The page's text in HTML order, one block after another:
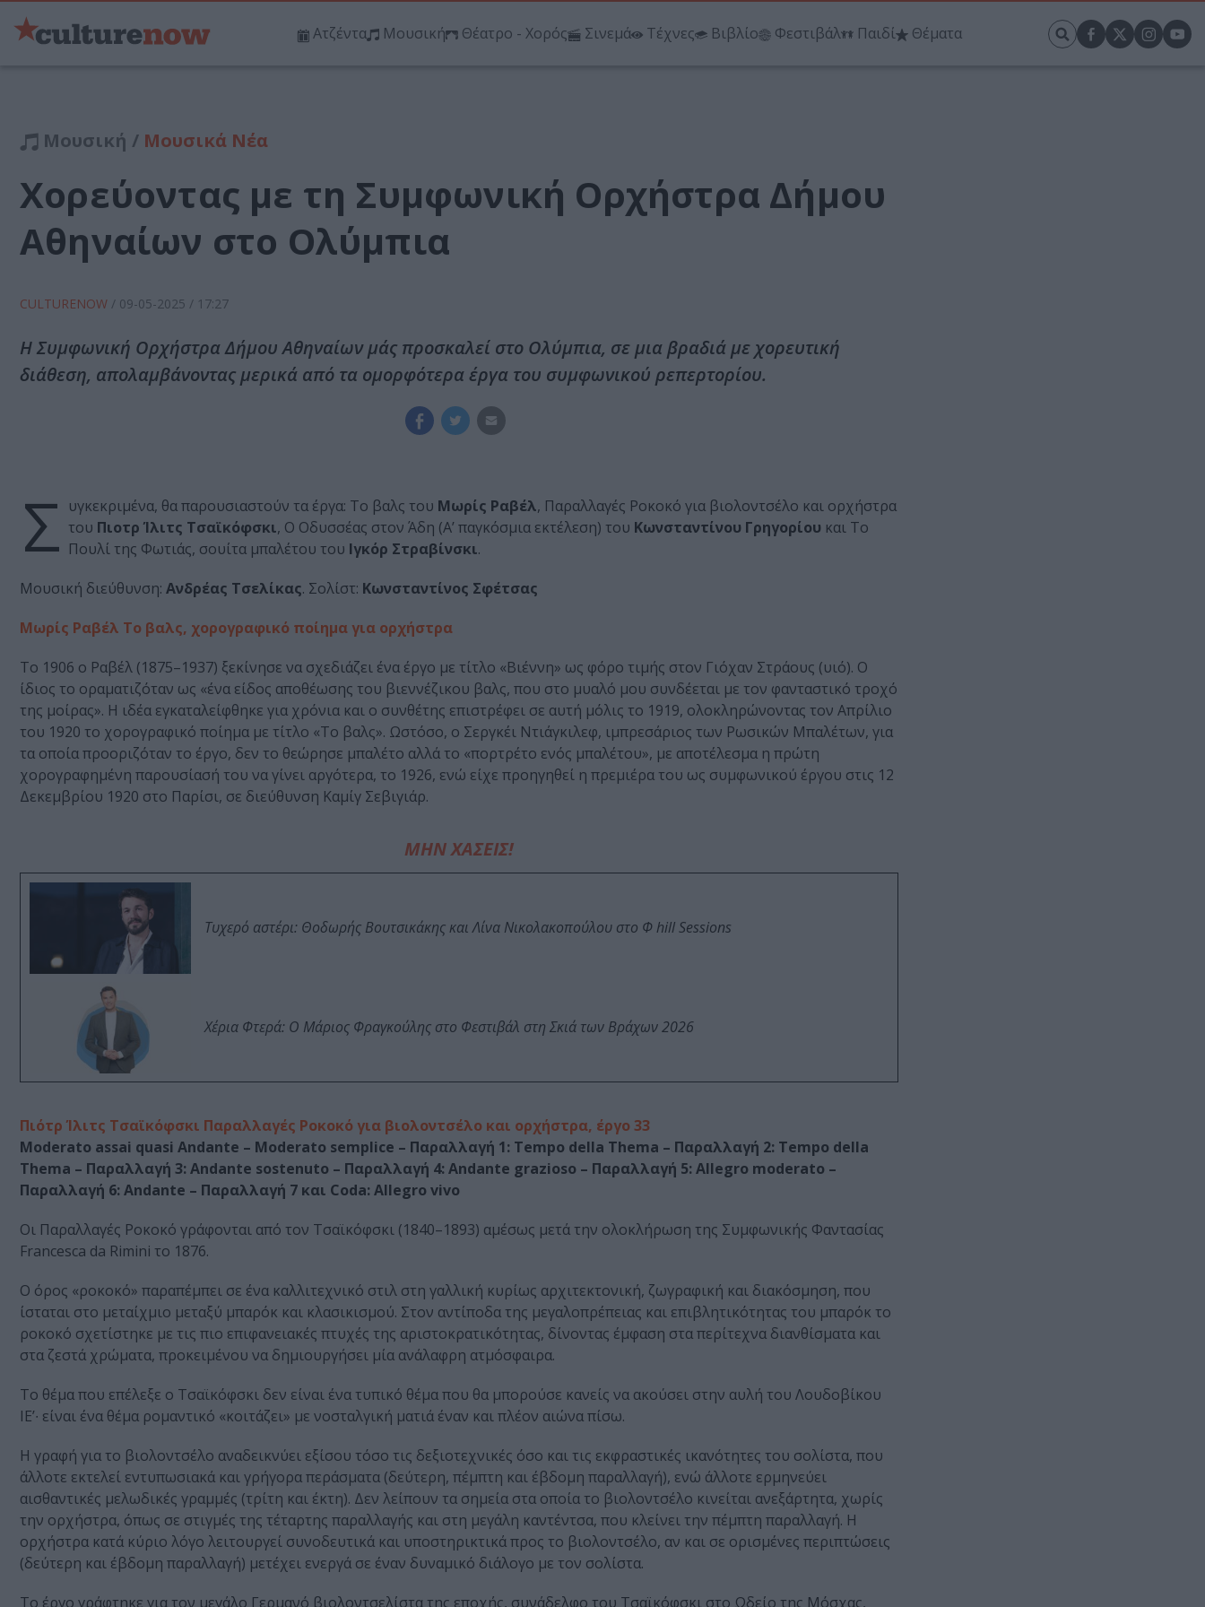
Ατζέντα Μουσική Θέατρο - Χορός Σινεμά Τέχνες Βιβλίο Φεστιβάλ Παιδί Θέματα
Μουσική / Μουσικά Νέα
Χορεύοντας με τη Συμφωνική Ορχήστρα Δήμου
Αθηναίων στο Ολύμπια
CULTURENOW / 09-05-2025 / 17:27
Η Συμφωνική Ορχήστρα Δήμου Αθηναίων μάς προσκαλεί στο Ολύμπια, σε μια βραδιά με χορευτική
διάθεση, απολαμβάνοντας μερικά από τα ομορφότερα έργα του συμφωνικού ρεπερτορίου.
Σ υγκεκριμένα, θα παρουσιαστούν τα έργα: Το βαλς του Μωρίς Ραβέλ, Παραλλαγές Ροκοκό για βιολοντσέλο και ορχήστρα
του Πιοτρ Ίλιτς Τσαϊκόφσκι, Ο Οδυσσέας στον Άδη (Α’ παγκόσμια εκτέλεση) του Κωνσταντίνου Γρηγορίου και Το
Πουλί της Φωτιάς, σουίτα μπαλέτου του Ιγκόρ Στραβίνσκι.
Μουσική διεύθυνση: Ανδρέας Τσελίκας. Σολίστ: Κωνσταντίνος Σφέτσας
Μωρίς Ραβέλ Το βαλς, χορογραφικό ποίημα για ορχήστρα
Το 1906 ο Ραβέλ (1875–1937) ξεκίνησε να σχεδιάζει ένα έργο με τίτλο «Βιέννη» ως φόρο τιμής στον Γιόχαν Στράους (υιό). Ο
ίδιος το οραματιζόταν ως «ένα είδος αποθέωσης του βιεννέζικου βαλς, που στο μυαλό μου συνδέεται με τον φανταστικό τροχό
της μοίρας». Η ιδέα εγκαταλείφθηκε για χρόνια και ο συνθέτης επιστρέφει σε αυτή μόλις το 1919, ολοκληρώνοντας τον Απρίλιο
του 1920 το χορογραφικό ποίημα με τίτλο «Το βαλς». Ωστόσο, ο Σεργκέι Ντιάγκιλεφ, ιμπρεσάριος των Ρωσικών Μπαλέτων, για
τα οποία προοριζόταν το έργο, δεν το θεώρησε μπαλέτο αλλά το «πορτρέτο ενός μπαλέτου», με αποτέλεσμα η πρώτη
χορογραφημένη παρουσίασή του να γίνει αργότερα, το 1926, ενώ είχε προηγηθεί η πρεμιέρα του ως συμφωνικού έργου στις 12
Δεκεμβρίου 1920 στο Παρίσι, σε διεύθυνση Καμίγ Σεβιγιάρ.
ΜΗΝ ΧΑΣΕΙΣ!
Τυχερό αστέρι: Θοδωρής Βουτσικάκης και Λίνα Νικολακοπούλου στο Φ hill Sessions
Χέρια Φτερά: Ο Μάριος Φραγκούλης στο Φεστιβάλ στη Σκιά των Βράχων 2026
Πιότρ Ίλιτς Τσαϊκόφσκι Παραλλαγές Ροκοκό για βιολοντσέλο και ορχήστρα, έργο 33
Moderato assai quasi Andante – Moderato semplice – Παραλλαγή 1: Tempo della Thema – Παραλλαγή 2: Tempo della
Thema – Παραλλαγή 3: Andante sostenuto – Παραλλαγή 4: Andante grazioso – Παραλλαγή 5: Allegro moderato –
Παραλλαγή 6: Andante – Παραλλαγή 7 και Coda: Allegro vivo
Οι Παραλλαγές Ροκοκό γράφονται από τον Τσαϊκόφσκι (1840–1893) αμέσως μετά την ολοκλήρωση της Συμφωνικής Φαντασίας
Francesca da Rimini το 1876.
Ο όρος «ροκοκό» παραπέμπει σε ένα καλλιτεχνικό στιλ στη γαλλική κυρίως αρχιτεκτονική, ζωγραφική και διακόσμηση, που
ίσταται στο μεταίχμιο μεταξύ μπαρόκ και κλασικισμού. Στον αντίποδα της μεγαλοπρέπειας και επιβλητικότητας του μπαρόκ το
ροκοκό σχετίστηκε με τις πιο επιφανειακές πτυχές της αριστοκρατικότητας, δίνοντας έμφαση στα περίτεχνα διανθίσματα και
στα ζεστά χρώματα, προκειμένου να δημιουργήσει μία ανάλαφρη ατμόσφαιρα.
Το θέμα που επέλεξε ο Τσαϊκόφσκι δεν είναι ένα τυπικό θέμα που θα μπορούσε κανείς να ακούσει στην αυλή του Λουδοβίκου
ΙΕ’∙ είναι ένα θέμα ρομαντικό «κοιτάζει» με νοσταλγική ματιά έναν και πλέον αιώνα πίσω.
Η γραφή για το βιολοντσέλο αναδεικνύει εξίσου τόσο τις δεξιοτεχνικές όσο και τις εκφραστικές ικανότητες του σολίστα, που
άλλοτε εκτελεί εντυπωσιακά και γρήγορα περάσματα (δεύτερη, πέμπτη και έβδομη παραλλαγή), ενώ άλλοτε ερμηνεύει
αισθαντικές μελωδικές γραμμές (τρίτη και έκτη). Δεν λείπουν τα σημεία στα οποία το βιολοντσέλο κινείται ανεξάρτητα, χωρίς
την ορχήστρα, όπως σε στιγμές της τέταρτης παραλλαγής και στη μεγάλη καντέντσα, που κλείνει την πέμπτη παραλλαγή. Η
ορχήστρα κατά κύριο λόγο λειτουργεί συνοδευτικά και υποστηρικτικά προς το βιολοντσέλο, αν και σε ορισμένες περιπτώσεις
(δεύτερη και έβδομη παραλλαγή) μετέχει ενεργά σε έναν δυναμικό διάλογο με τον σολίστα.
Το έργο γράφτηκε για τον μεγάλο Γερμανό βιολοντσελίστα της εποχής, συνάδελφο του Τσαϊκόφσκι στο Ωδείο της Μόσχας,